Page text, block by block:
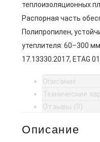
теплоизоляционных
Распорная часть
Полипропилен,
утеплителя: 60–300
17.13330.2017, ETAG
Описание
Технические
Отзывы (0)
Описание